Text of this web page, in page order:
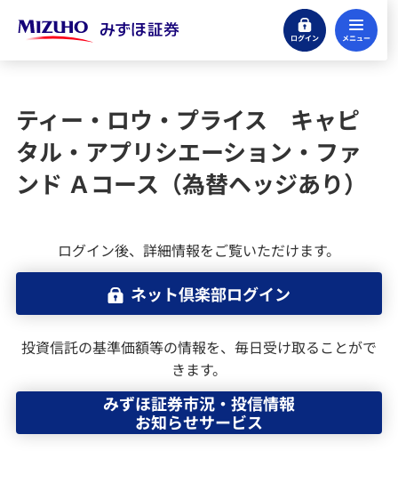
ログイン
株式
投資信託のお取引をはじめる
ファンド検索（国内投資信託）
みずほ証券の投信積立サービス
外国投資信託
外国投資信託の運用報告書（全体版）
MRF・外貨建MMF
ティー・ロウ・プライス キャピ
タル・アプリシエーション・ファ
ンド Ａコース（為替ヘッジあり）
ログイン後、詳細情報をご覧いただけます。
ネット倶楽部ログイン
投資信託の基準価額等の情報を、毎日受け取ることがで
きます。
みずほ証券市況・投信情報
お知らせサービス